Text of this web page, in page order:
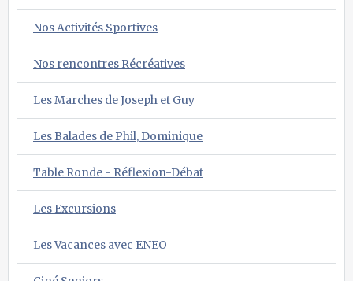
Nos Activités Sportives
Nos rencontres Récréatives
Les Marches de Joseph et Guy
Les Balades de Phil, Dominique
Table Ronde - Réflexion-Débat
Les Excursions
Les Vacances avec ENEO